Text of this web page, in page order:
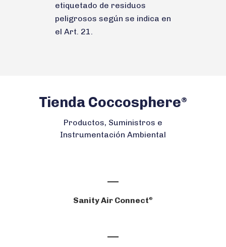
etiquetado de residuos
peligrosos según se indica en
el Art. 21.
Tienda Coccosphere®
Productos, Suministros e
Instrumentación Ambiental
Sanity Air Connect®